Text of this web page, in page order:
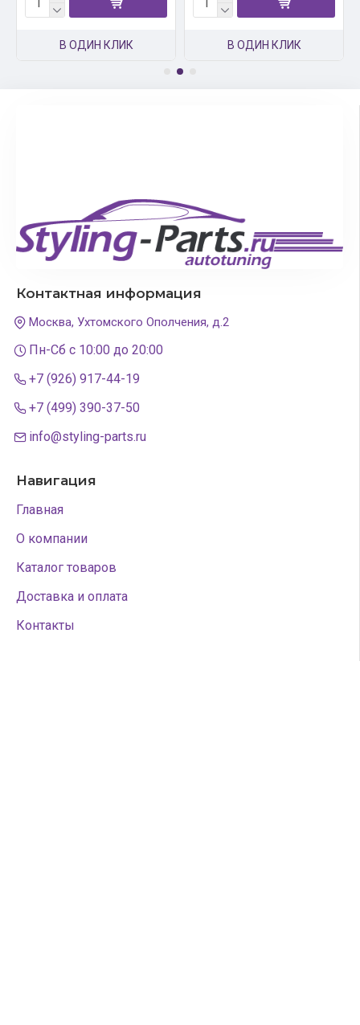
В ОДИН КЛИК В ОДИН КЛИК
Контактная информация
Москва, Ухтомского Ополчения, д.2
Пн-Сб с 10:00 до 20:00
+7 (926) 917-44-19
+7 (499) 390-37-50
info@styling-parts.ru
Навигация
Главная
О компании
Каталог товаров
Доставка и оплата
Контакты